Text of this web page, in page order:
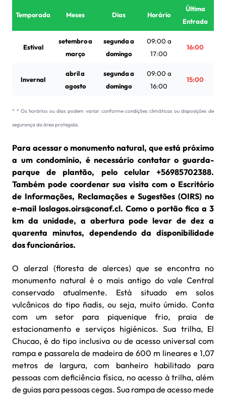
Temporada Meses Dias Horário
Última
Entrada
Estival
setembro a
março
segunda a
domingo
09:00 a
17:00
16:00
Invernal
abril a
agosto
segunda a
domingo
09:00 a
16:00
15:00
* * Os horários ou dias podem variar conforme condições climáticas ou disposições de
segurança da área protegida.
Para acessar o monumento natural, que está próximo
a um condomínio, é necessário contatar o guarda-
parque de plantão, pelo celular +56985702388.
Também pode coordenar sua visita com o Escritório
de Informações, Reclamações e Sugestões (OIRS) no
e-mail loslagos.oirs@conaf.cl. Como o portão fica a 3
km da unidade, a abertura pode levar de dez a
quarenta minutos, dependendo da disponibilidade
dos funcionários.
O alerzal (floresta de alerces) que se encontra no
monumento natural é o mais antigo do vale Central
conservado atualmente. Está situado em solos
vulcânicos do tipo ñadis, ou seja, muito úmido. Conta
com um setor para piquenique frio, praia de
estacionamento e serviços higiénicos. Sua trilha, El
Chucao, é do tipo inclusiva ou de acesso universal com
rampa e passarela de madeira de 600 m lineares e 1,07
metros de largura, com banheiro habilitado para
pessoas com deficiência física, no acesso à trilha, além
de guias para pessoas cegas. Sua rampa de acesso mede